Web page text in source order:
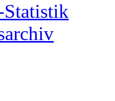
Statistik